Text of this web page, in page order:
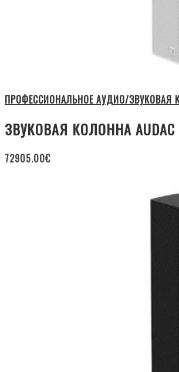
ПРОФЕССИОНАЛЬНОЕ АУДИО/ЗВУКОВАЯ
ЗВУКОВАЯ КОЛОННА AUDAC
72905.00€